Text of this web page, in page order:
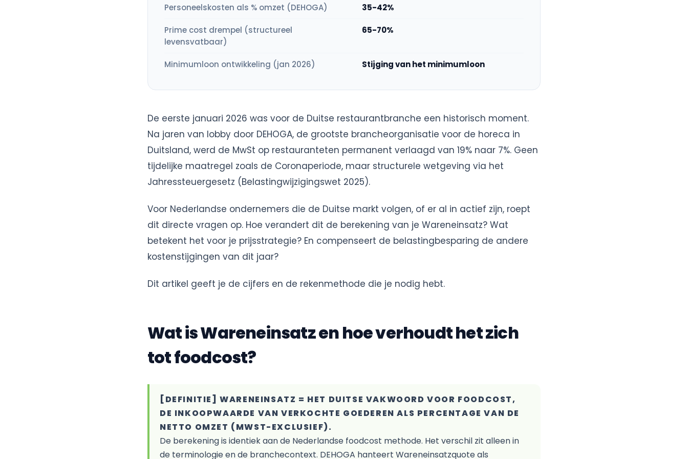
Personeelskosten als % omzet (DEHOGA) 35-42%
Prime cost drempel (structureel
levensvatbaar)
65-70%
Minimumloon ontwikkeling (jan 2026) Stijging van het minimumloon
De eerste januari 2026 was voor de Duitse restaurantbranche een historisch moment.
Na jaren van lobby door DEHOGA, de grootste brancheorganisatie voor de horeca in
Duitsland, werd de MwSt op restauranteten permanent verlaagd van 19% naar 7%. Geen
tijdelijke maatregel zoals de Coronaperiode, maar structurele wetgeving via het
Jahressteuergesetz (Belastingwijzigingswet 2025).
Voor Nederlandse ondernemers die de Duitse markt volgen, of er al in actief zijn, roept
dit directe vragen op. Hoe verandert dit de berekening van je Wareneinsatz? Wat
betekent het voor je prijsstrategie? En compenseert de belastingbesparing de andere
kostenstijgingen van dit jaar?
Dit artikel geeft je de cijfers en de rekenmethode die je nodig hebt.
Wat is Wareneinsatz en hoe verhoudt het zich
tot foodcost?
[DEFINITIE] WARENEINSATZ = HET DUITSE VAKWOORD VOOR FOODCOST,
DE INKOOPWAARDE VAN VERKOCHTE GOEDEREN ALS PERCENTAGE VAN DE
NETTO OMZET (MWST-EXCLUSIEF).
De berekening is identiek aan de Nederlandse foodcost methode. Het verschil zit alleen in
de terminologie en de branchecontext. DEHOGA hanteert Wareneinsatzquote als